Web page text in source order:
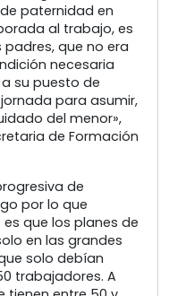
paternidad en
al trabajo, es
que no era
necesaria
su puesto de
para asumir,
del menor»,
de Formación
de
por lo que
que los planes de
en las grandes
solo debían
trabajadores. A